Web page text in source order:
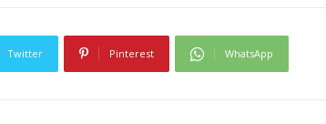
Twitter Pinterest WhatsApp